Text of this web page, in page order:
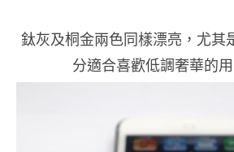
鈦灰及桐金兩色同樣漂亮，尤其
分適合喜歡低調奢華的